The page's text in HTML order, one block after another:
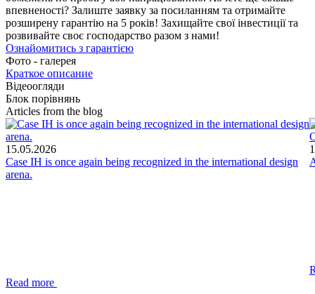
впевненості? Залиште заявку за посиланням та отримайте
розширену гарантію на 5 років! Захищайте свої інвестиції та
розвивайте своє господарство разом з нами!
Ознайомитись з гарантією
Фото - галерея
Краткое описание
Відеоогляди
Блок порівнянь
Articles from the blog
15.05.2026
Case IH is once again being recognized in the international design
arena.
Read more